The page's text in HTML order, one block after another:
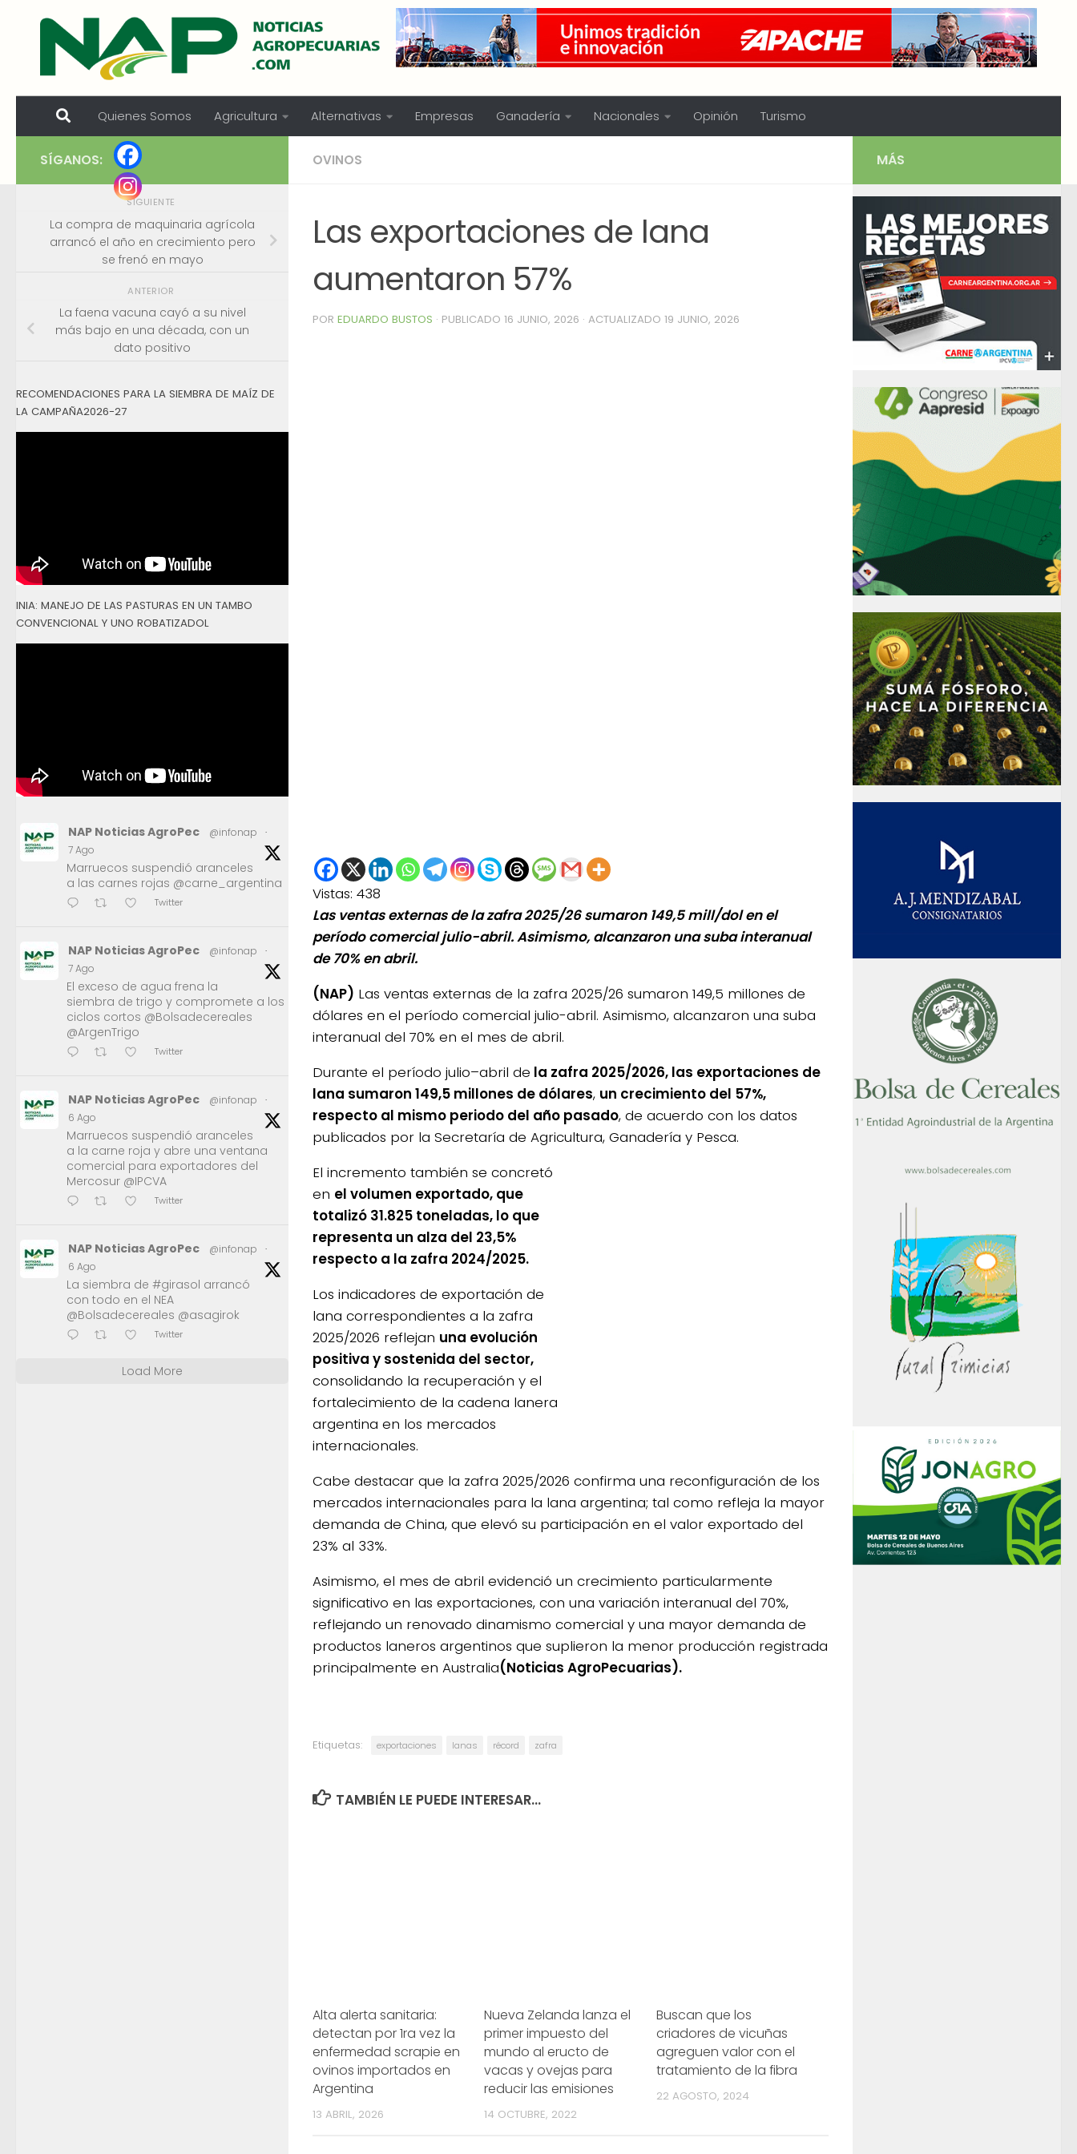
Skip to content
Quienes Somos Agricultura Alternativas Empresas Ganadería Nacionales Opinión Turismo
OVINOS
Las exportaciones de lana
aumentaron 57%
POR EDUARDO BUSTOS · PUBLICADO 16 JUNIO, 2026 · ACTUALIZADO 19 JUNIO, 2026
Vistas: 438
Las ventas externas de la zafra 2025/26 sumaron 149,5 mill/dol en el
período comercial julio-abril. Asimismo, alcanzaron una suba interanual
de 70% en abril.
(NAP) Las ventas externas de la zafra 2025/26 sumaron 149,5 millones de
dólares en el período comercial julio-abril. Asimismo, alcanzaron una suba
interanual del 70% en el mes de abril.
Durante el período julio–abril de la zafra 2025/2026, las exportaciones de
lana sumaron 149,5 millones de dólares, un crecimiento del 57%,
respecto al mismo periodo del año pasado, de acuerdo con los datos
publicados por la Secretaría de Agricultura, Ganadería y Pesca.
El incremento también se concretó
en el volumen exportado, que
totalizó 31.825 toneladas, lo que
representa un alza del 23,5%
respecto a la zafra 2024/2025.
Los indicadores de exportación de
lana correspondientes a la zafra
2025/2026 reflejan una evolución
positiva y sostenida del sector,
consolidando la recuperación y el
fortalecimiento de la cadena lanera
argentina en los mercados
internacionales.
Cabe destacar que la zafra 2025/2026 confirma una reconfiguración de los
mercados internacionales para la lana argentina; tal como refleja la mayor
demanda de China, que elevó su participación en el valor exportado del
23% al 33%.
Asimismo, el mes de abril evidenció un crecimiento particularmente
significativo en las exportaciones, con una variación interanual del 70%,
reflejando un renovado dinamismo comercial y una mayor demanda de
productos laneros argentinos que suplieron la menor producción registrada
principalmente en Australia(Noticias AgroPecuarias).
Etiquetas: exportaciones lanas récord zafra
TAMBIÉN LE PUEDE INTERESAR...
Alta alerta sanitaria:
detectan por 1ra vez la
enfermedad scrapie en
ovinos importados en
Argentina
13 ABRIL, 2026
Nueva Zelanda lanza el
primer impuesto del
mundo al eructo de
vacas y ovejas para
reducir las emisiones
14 OCTUBRE, 2022
Buscan que los
criadores de vicuñas
agreguen valor con el
tratamiento de la fibra
22 AGOSTO, 2024
SÍGANOS:
SIGUIENTE
La compra de maquinaria agrícola
arrancó el año en crecimiento pero
se frenó en mayo
ANTERIOR
La faena vacuna cayó a su nivel
más bajo en una década, con un
dato positivo
RECOMENDACIONES PARA LA SIEMBRA DE MAÍZ DE
LA CAMPAÑA2026-27
INIA: MANEJO DE LAS PASTURAS EN UN TAMBO
CONVENCIONAL Y UNO ROBATIZADOL
NAP Noticias AgroPec @infonap
·
7 Ago
Marruecos suspendió aranceles
a las carnes rojas @carne_argentina
Twitter
NAP Noticias AgroPec @infonap
·
7 Ago
El exceso de agua frena la
siembra de trigo y compromete a los
ciclos cortos @Bolsadecereales
@ArgenTrigo
Twitter
NAP Noticias AgroPec @infonap
·
6 Ago
Marruecos suspendió aranceles
a la carne roja y abre una ventana
comercial para exportadores del
Mercosur @IPCVA
Twitter
NAP Noticias AgroPec @infonap
·
6 Ago
La siembra de #girasol arrancó
con todo en el NEA
@Bolsadecereales @asagirok
Twitter
Load More
MÁS